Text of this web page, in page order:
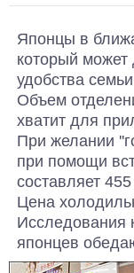
Японцы в
который может
удобства
Объем
хватит для
При желании
при помощи
составляет
Цена
Исследования
японцев